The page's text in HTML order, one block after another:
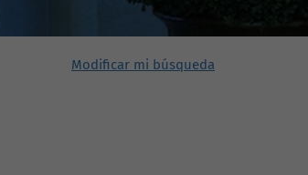
Modificar mi búsqueda